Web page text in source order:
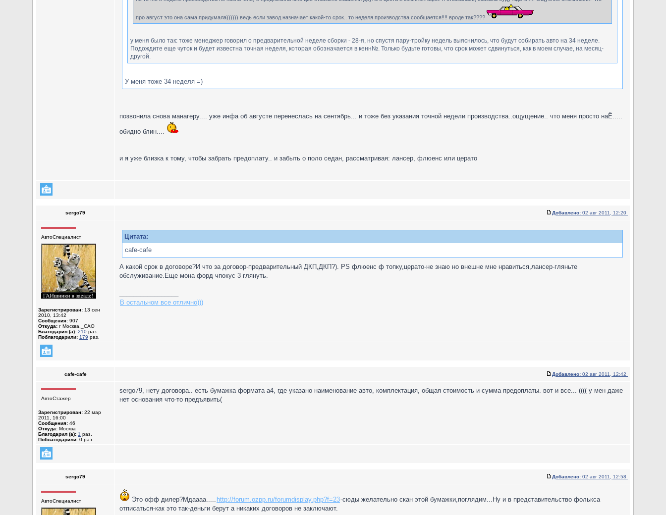
про август это она сама придумала)))))) ведь если завод назначает какой-то срок.. то неделя производства сообщается!!!! вроде так????
у меня было так: тоже менеджер говорил о предварительной неделе сборки - 28-я, но спустя пару-тройку недель выяснилось, что будут собирать авто на 34 неделе.
Подождите еще чуток и будет известна точная неделя, которая обозначается в кенн№. Только будьте готовы, что срок может сдвинуться, как в моем случае, на месяц-
другой.
У меня тоже 34 неделя =)
позвонила снова манагеру.... уже инфа об августе перенеслась на сентябрь... и тоже без указания точной недели производства..ощущение.. что меня просто наЁ.....
обидно блин....
и я уже близка к тому, чтобы забрать предоплату.. и забыть о поло седан, рассматривая: лансер, флюенс или церато
sergo79 Добавлено: 02 авг 2011, 12:20
АвтоСпециалист
Зарегистрирован: 13 сен
2010, 13:42
Сообщения: 907
Откуда: г Москва._САО
Благодарил (а): 210 раз.
Поблагодарили: 179 раз.
Цитата:
cafe-cafe
А какой срок в договоре?И что за договор-предварительный ДКП,ДКП?). PS флюенс ф топку,церато-не знаю но внешне мне нравиться,лансер-гляньте
обслуживание.Еще мона форд чпокус 3 глянуть.
В остальном все отлично)))
cafe-cafe Добавлено: 02 авг 2011, 12:42
АвтоСтажер
Зарегистрирован: 22 мар
2011, 16:00
Сообщения: 46
Откуда: Москва
Благодарил (а): 1 раз.
Поблагодарили: 0 раз.
sergo79, нету договора.. есть бумажка формата а4, где указано наименование авто, комплектация, общая стоимость и сумма предоплаты. вот и все... (((( у мен даже
нет основания что-то предъявить(
sergo79 Добавлено: 02 авг 2011, 12:58
АвтоСпециалист Это офф дилер?Мдаааа..... http://forum.ozpp.ru/forumdisplay.php?f=23-сюды желательно скан этой бумажки,поглядим...Ну и в представительство фолькса
отписаться-как это так-деньги берут а никаких договоров не заключают.